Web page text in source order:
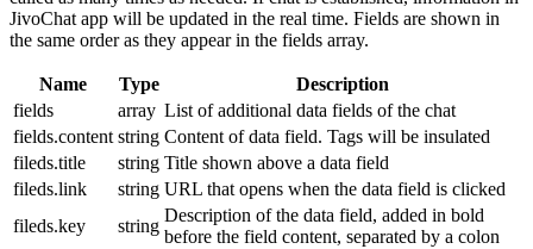
JivoChat app will be updated in the real time. Fields are shown in
the same order as they appear in the fields array.
Name Type
Description
fields
array List of additional data fields of the chat
fields.content string Content of data field. Tags will be insulated
fileds.title
string Title shown above a data field
fileds.link
string URL that opens when the data field is clicked
fileds.key
string
Description of the data field, added in bold
before the field content, separated by a colon